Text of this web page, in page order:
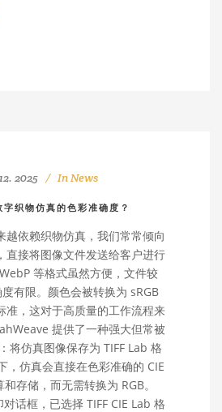
2025 InNews
字织物仿真的色彩准确度？
越依赖织物仿真，我们常常倾向
直接将图像文件发送给客户进行
等格式虽然方便，文件较
有限。颜色会被转换为 sRGB
，这对于高质量的工作流程来
提供了一种强大但常被
将仿真图像保存为 TIFF Lab 格
，仿真会直接在色彩准确的 CIE
存储，而无需转换为 RGB。
话框，已选择 TIFF CIE Lab 格